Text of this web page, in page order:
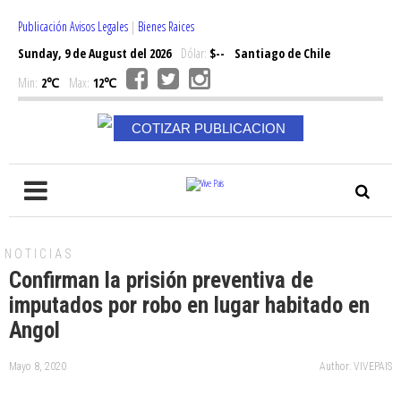
Publicación Avisos Legales | Bienes Raices
Sunday, 9 de August del 2026Dólar: $--
Santiago de Chile
Min: 2℃ Max: 12℃
COTIZAR PUBLICACION
NOTICIAS
Confirman la prisión preventiva de
imputados por robo en lugar habitado en
Angol
Mayo 8, 2020 Author: VIVEPAIS